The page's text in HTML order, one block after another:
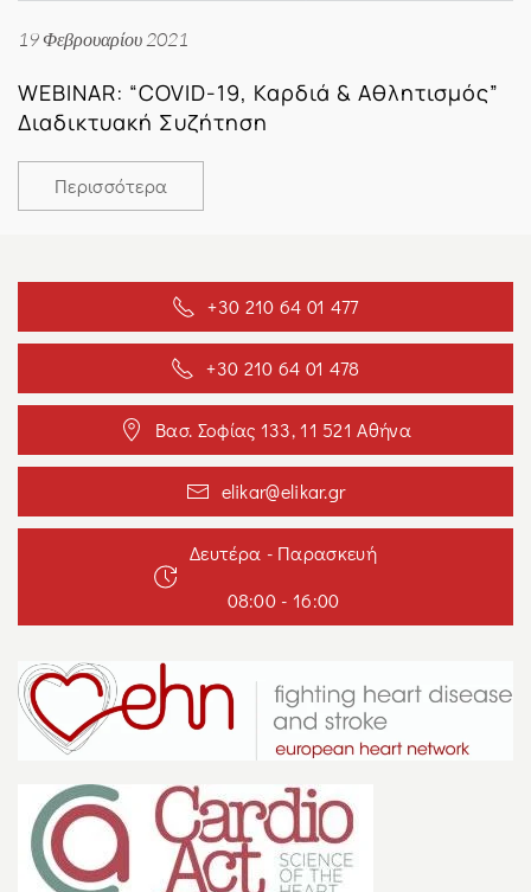
19 Φεβρουαρίου 2021
WEBINAR: “COVID-19, Καρδιά & Αθλητισμός”
Διαδικτυακή Συζήτηση
Περισσότερα
+30 210 64 01 477
+30 210 64 01 478
Βασ. Σοφίας 133, 11 521 Αθήνα
elikar@elikar.gr
Δευτέρα - Παρασκευή
08:00 - 16:00